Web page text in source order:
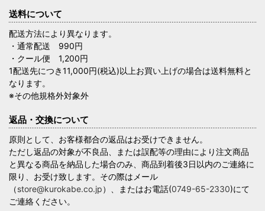
送料について
配送方法により異なります。
・通常配送 990円
・クール便 1,200円
1配送先につき11,000円(税込)以上お買い上げの場合は送料無料と
なります。
※その他規格外対象外
返品・交換について
原則として、お客様都合の返品はお受けできません。
ただし返品の対象が不良品、または誤配等の理由により注文商品
と異なる商品を納品した場合のみ、商品到着後3日以内のご連絡に
限り、お受け致します。その際はメール
（store@kurokabe.co.jp）、またはお電話(0749-65-2330)にて
ご連絡ください。